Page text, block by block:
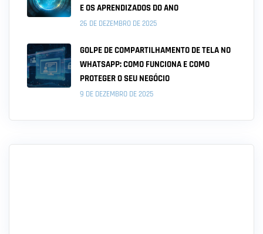
E OS APRENDIZADOS DO ANO
26 DE DEZEMBRO DE 2025
GOLPE DE COMPARTILHAMENTO DE TELA NO
WHATSAPP: COMO FUNCIONA E COMO
PROTEGER O SEU NEGÓCIO
9 DE DEZEMBRO DE 2025